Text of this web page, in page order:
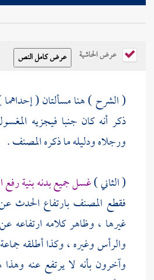
عرض الحاشية
( الشرح ) هنا مسألتان (
ذكر أنه كان جنبا فيجزيه
ورجلاه ودليله ما ذكرهالمصنف.
( الثاني )غسل جميع بدنه بنية
فقطع المصنف بارتفاع الحدث
غيرها ، وظاهر كلامه ارتفاعه
والرأس وغيره ، وكذا أطلقه
وآخرون بأنه لا يرتفع عنه